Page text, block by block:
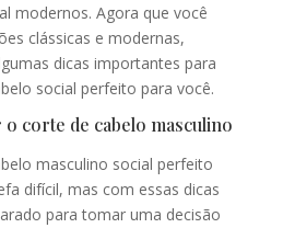
modernos. Agora que você
clássicas e modernas,
dicas importantes para
social perfeito para você.
o corte de cabelo masculino
masculino social perfeito
difícil, mas com essas dicas
para tomar uma decisão